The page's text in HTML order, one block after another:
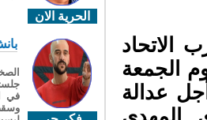
الجمعة
أجل عدالة
الحرية الان
ما
في